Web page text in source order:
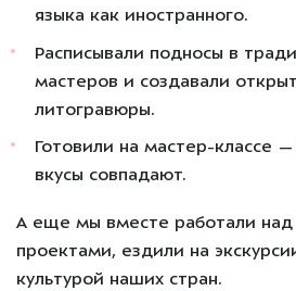
языка как иностранного.
Расписывали подносы в
мастеров и создавали
литогравюры.
Готовили на мастер-классе
вкусы совпадают.
А еще мы вместе работали
проектами, ездили на
культурой наших стран.